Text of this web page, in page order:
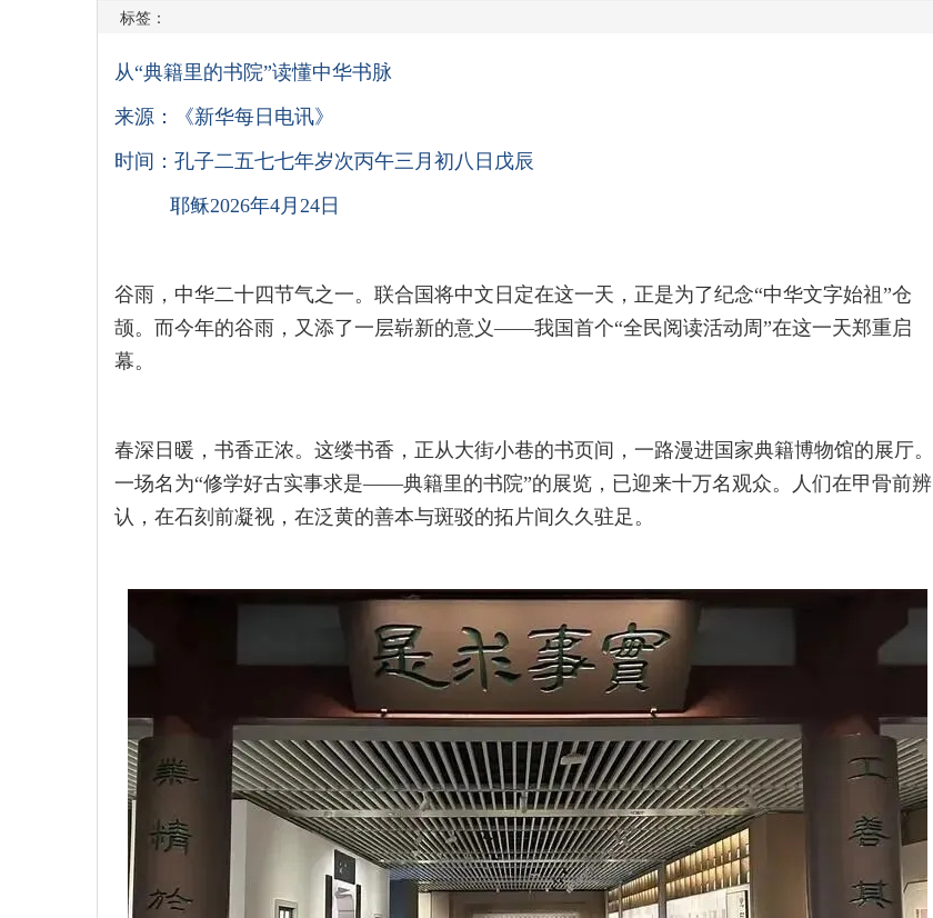
标签：
从“典籍里的书院”读懂中华书脉
来源：《新华每日电讯》
时间：孔子二五七七年岁次丙午三月初八日戊辰
耶稣2026年4月24日
谷雨，中华二十四节气之一。联合国将中文日定在这一天，正是为了纪念“中华文字始祖”仓
颉。而今年的谷雨，又添了一层崭新的意义——我国首个“全民阅读活动周”在这一天郑重启
幕。
春深日暖，书香正浓。这缕书香，正从大街小巷的书页间，一路漫进国家典籍博物馆的展厅。
一场名为“修学好古实事求是——典籍里的书院”的展览，已迎来十万名观众。人们在甲骨前辨
认，在石刻前凝视，在泛黄的善本与斑驳的拓片间久久驻足。